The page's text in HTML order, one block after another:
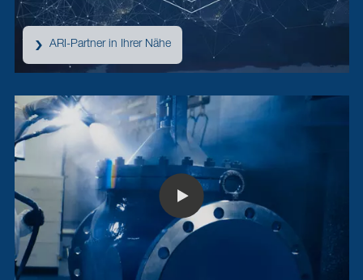
ARI-Partner in Ihrer Nähe